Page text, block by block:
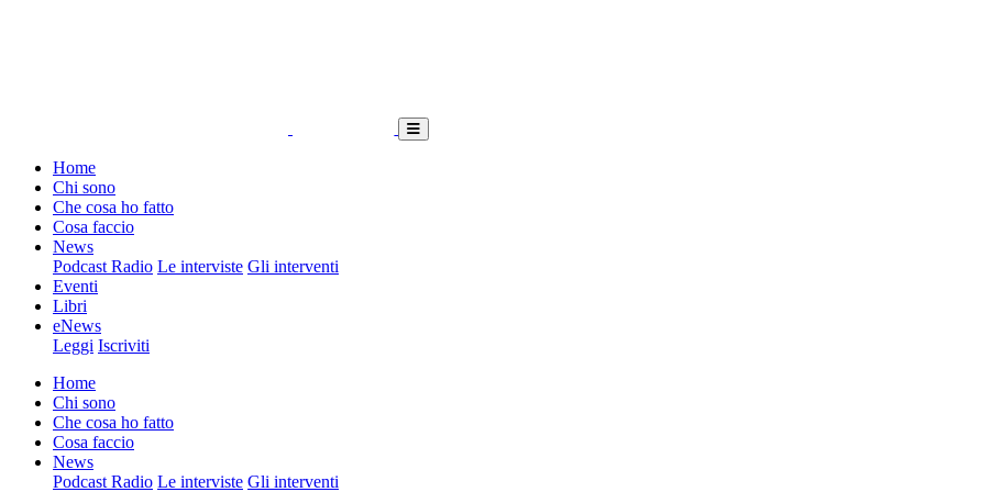
Home
Chi sono
Che cosa ho fatto
Cosa faccio
News
Podcast Radio Le interviste Gli interventi
Eventi
Libri
eNews
Leggi Iscriviti
Home
Chi sono
Che cosa ho fatto
Cosa faccio
News
Podcast Radio Le interviste Gli interventi